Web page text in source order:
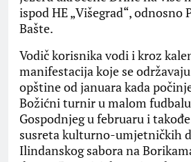
ispod HE „Višegrad“, odnosno
Bašte.
Vodič korisnika vodi i kroz
manifestacija koje se
opštine od januara kada
Božićni turnir u malom
Gospodnjeg u februaru i
susreta kulturno-umjetničkih
Ilindanskog sabora na